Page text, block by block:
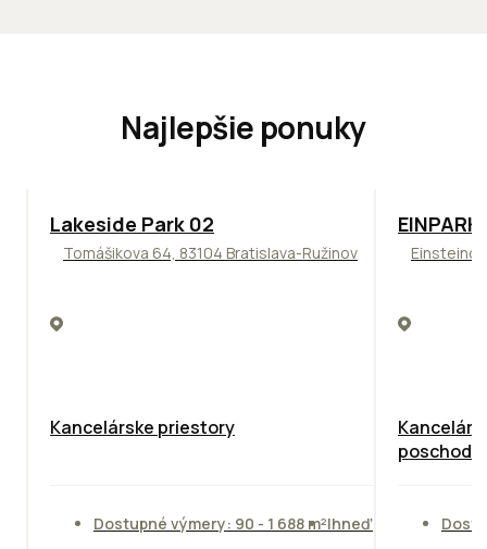
Najlepšie ponuky
ODPORÚČAME
Lakeside Park 02
Tomášikova 64, 83104 Bratislava-Ružinov
Kancelárske priestory
Dostupné výmery: 90 - 1 688 m²Ihneď
TOP
poschodie